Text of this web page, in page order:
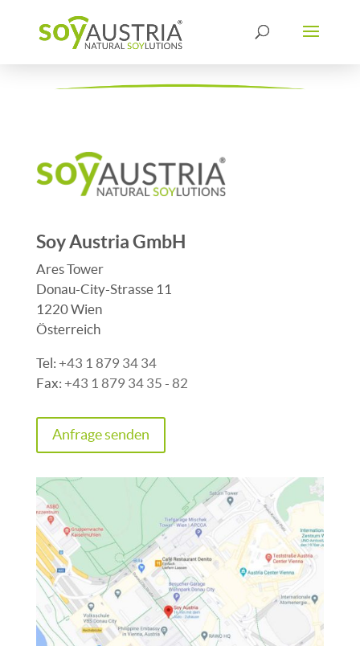
Soy Austria GmbH
Ares Tower
Donau-City-Strasse 11
1220 Wien
Österreich
Tel: +43 1 879 34 34
Fax: +43 1 879 34 35 - 82
Anfrage senden